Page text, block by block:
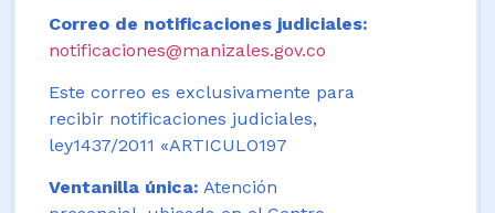
Correo de notificaciones judiciales:
notificaciones@manizales.gov.co
Este correo es exclusivamente para
recibir notificaciones judiciales,
ley1437/2011 «ARTICULO197
Ventanilla única: Atención